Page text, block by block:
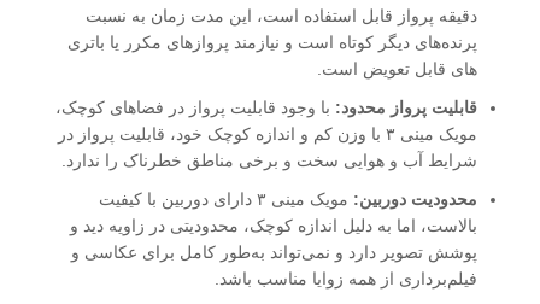
دقیقه پرواز قابل استفاده است، این مدت زمان به نسبت
پرنده‌های دیگر کوتاه است و نیازمند پروازهای مکرر یا باتری
های قابل تعویض است.
قابلیت پرواز محدود: با وجود قابلیت پرواز در فضاهای کوچک،
مویک مینی ۳ با وزن کم و اندازه کوچک خود، قابلیت پرواز در
شرایط آب و هوایی سخت و برخی مناطق خطرناک را ندارد.
محدودیت دوربین:
مویک مینی ۳ دارای دوربین با کیفیت
بالاست، اما به دلیل اندازه کوچک، محدودیتی در زاویه دید و
پوشش تصویر دارد و نمی‌تواند به‌طور کامل برای عکاسی و
فیلم‌برداری از همه زوایا مناسب باشد.